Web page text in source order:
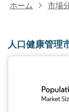
ホーム 市場
人口健康管理